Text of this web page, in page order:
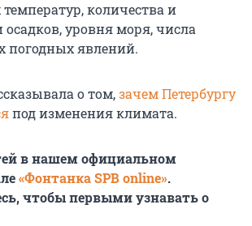
количества и
осадков, уровня моря, числа
погодных явлений.
о том,зачем Петербургу
под изменения климата.
в нашем официальном
«Фонтанка SPB online».
чтобы первыми узнавать о